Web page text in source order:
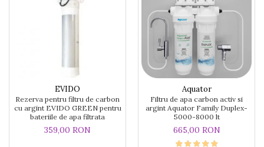
EVIDO
Rezerva pentru filtru de carbon
cu argint EVIDO GREEN pentru
bateriile de apa filtrata
359,00 RON
Aquator
Filtru de apa carbon activ si
argint Aquator Family Duplex-
5000-8000 lt
665,00 RON